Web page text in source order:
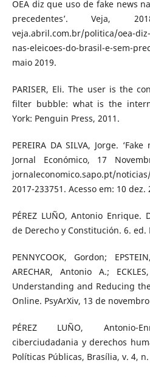
OEA diz que uso de fake news
precedentes’. Veja,
veja.abril.com.br/politica/oea-
nas-eleicoes-do-brasil-e-sem-
maio 2019.
PARISER, Eli. The user is the
filter bubble: what is the
York: Penguin Press, 2011.
PEREIRA DA SILVA, Jorge.
Jornal Económico, 17
jornaleconomico.sapo.pt/
2017-233751. Acesso em: 10 dez.
PÉREZ LUÑO, Antonio Enrique.
de Derecho y Constitución. 6. ed.
PENNYCOOK, Gordon;
ARECHAR, Antonio A.;
Understanding and Reducing
Online. PsyArXiv, 13 de
PÉREZ LUÑO, Antonio-
ciberciudadania y derechos
Políticas Públicas, Brasília, v. 4,